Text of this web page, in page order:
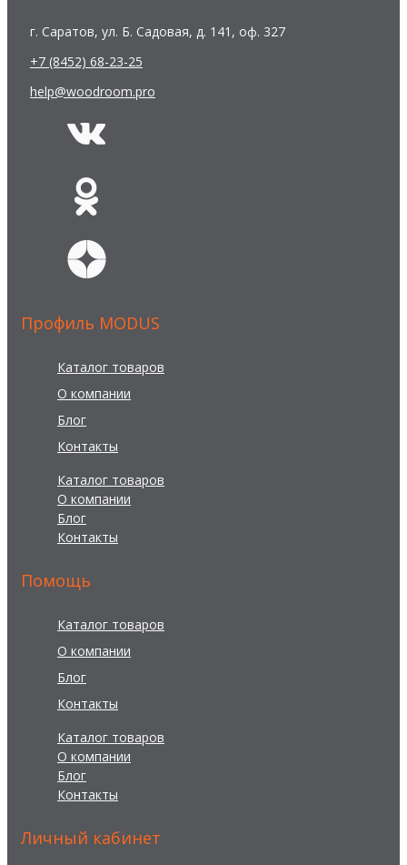
г. Саратов, ул. Б. Садовая, д. 141, оф. 327
+7 (8452) 68-23-25
help@woodroom.pro
Профиль MODUS
Каталог товаров
О компании
Блог
Контакты
Каталог товаров
О компании
Блог
Контакты
Помощь
Каталог товаров
О компании
Блог
Контакты
Каталог товаров
О компании
Блог
Контакты
Личный кабинет